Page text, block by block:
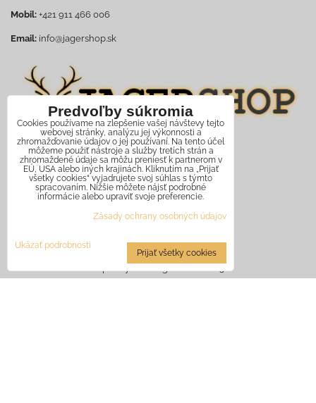
Mobil: +421 911 466 006
Email: info@jagershop.sk
René Terem - JagerShop
Národná 2 , Banská Bystrica, 97401
IČO: 41383524
DIČ: 1073617479
IČ DPH: SK1073617479
Predvoľby súkromia
Cookies používame na zlepšenie vašej návštevy tejto
webovej stránky, analýzu jej výkonnosti a
zhromažďovanie údajov o jej používaní. Na tento účel
môžeme použiť nástroje a služby tretích strán a
zhromaždené údaje sa môžu preniesť k partnerom v
EÚ, USA alebo iných krajinách. Kliknutím na „Prijať
všetky cookies“ vyjadrujete svoj súhlas s týmto
spracovaním. Nižšie môžete nájsť podrobné
informácie alebo upraviť svoje preferencie.
Zásady ochrany osobných údajov
Ukázať podrobnosti
Prijať všetky cookies